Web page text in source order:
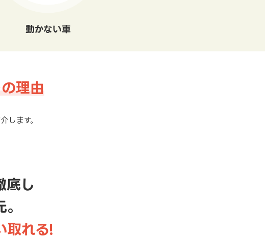
動かない車
理由
します。
底し
取れる!